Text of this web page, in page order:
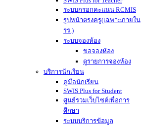
ระบบกรอกคะแนน RCMIS
รูปหน้าตรงครู(เฉพาะภายใน
รร.)
ระบบจองห้อง
ขอจองห้อง
ดูรายการจองห้อง
บริการนักเรียน
คู่มือนักเรียน
SWIS Plus for Student
ศูนย์รวมเว็บไซต์เพื่อการ
ศึกษา
ระบบบริการข้อมูล